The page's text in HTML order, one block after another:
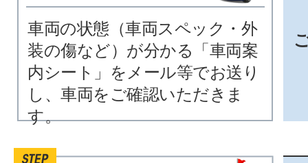
車両の状態（車両スペック・外
装の傷など）が分かる「車両案
内シート」をメール等でお送り
し、車両をご確認いただきま
す。